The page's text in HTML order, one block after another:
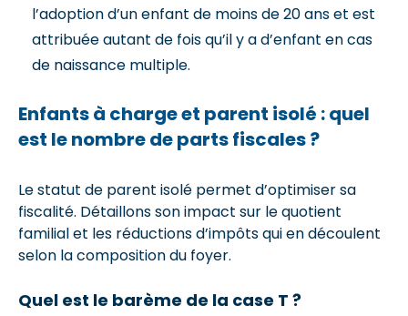
l’adoption d’un enfant de moins de 20 ans et est
attribuée autant de fois qu’il y a d’enfant en cas
de naissance multiple.
Enfants à charge et parent isolé : quel
est le nombre de parts fiscales ?
Le statut de parent isolé permet d’optimiser sa
fiscalité. Détaillons son impact sur le quotient
familial et les réductions d’impôts qui en découlent
selon la composition du foyer.
Quel est le barème de la case T ?